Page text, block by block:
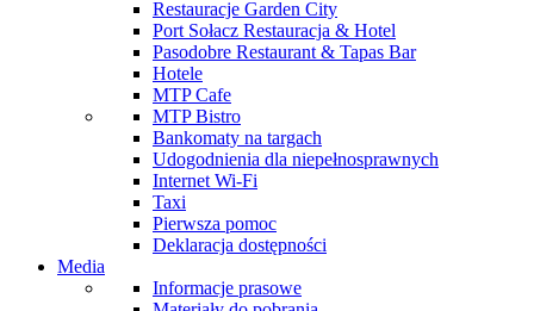
Restauracje Garden City
Port Sołacz Restauracja & Hotel
Pasodobre Restaurant & Tapas Bar
Hotele
MTP Cafe
MTP Bistro
Bankomaty na targach
Udogodnienia dla niepełnosprawnych
Internet Wi-Fi
Taxi
Pierwsza pomoc
Deklaracja dostępności
Media
Informacje prasowe